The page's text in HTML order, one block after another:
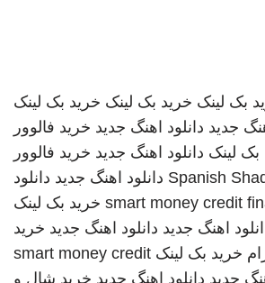
بک لینک خرید بک لینک خرید بک لینک
جدید دانلود اهنگ جدید خرید فالوور
بک لینک دانلود اهنگ جدید خرید فالوور
Spanish دانلود اهنگ جدید دانلود
smart money credit خرید بک لینک
اهنگ جدید دانلود اهنگ جدید خرید
خرید بک لینک smart money credit
جدید دانلود اهنگ جدید خرید شال و